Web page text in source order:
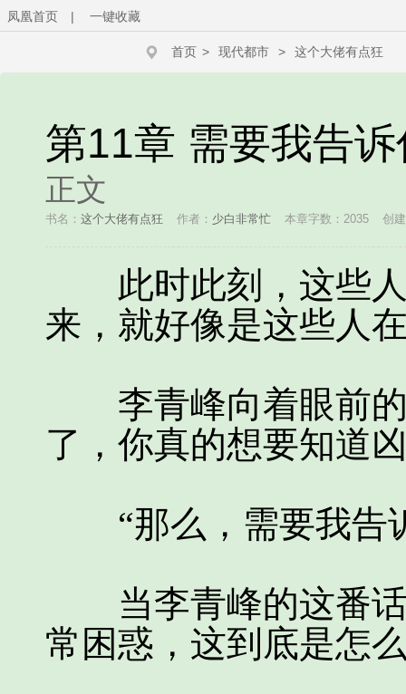
凤凰首页 | 一键收藏
首页 > 现代都市 > 这个大佬有点狂
第11章 需要我告
正文
书名： 这个大佬有点狂 作者： 少白非常忙 本章字数：2035 创
此时此刻，这些人
来，就好像是这些人
李青峰向着眼前的
了，你真的想要知道
“那么，需要我告
当李青峰的这番话
常困惑，这到底是怎